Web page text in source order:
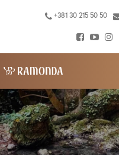
+381 30 215 50 50